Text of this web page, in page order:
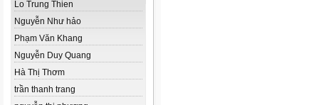
Lo Trung Thien
Nguyễn Như hảo
Phạm Văn Khang
Nguyễn Duy Quang
Hà Thị Thơm
trần thanh trang